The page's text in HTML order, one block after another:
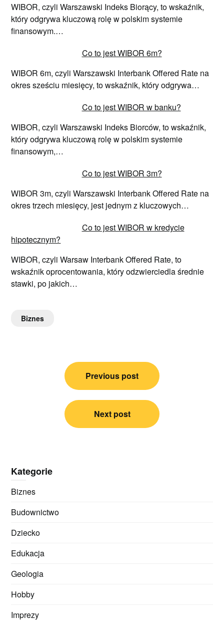
WIBOR, czyli Warszawski Indeks Biorący, to wskaźnik,
który odgrywa kluczową rolę w polskim systemie
finansowym.…
Co to jest WIBOR 6m?
WIBOR 6m, czyli Warszawski Interbank Offered Rate na
okres sześciu miesięcy, to wskaźnik, który odgrywa…
Co to jest WIBOR w banku?
WIBOR, czyli Warszawski Indeks Biorców, to wskaźnik,
który odgrywa kluczową rolę w polskim systemie
finansowym,…
Co to jest WIBOR 3m?
WIBOR 3m, czyli Warszawski Interbank Offered Rate na
okres trzech miesięcy, jest jednym z kluczowych…
Co to jest WIBOR w kredycie
hipotecznym?
WIBOR, czyli Warsaw Interbank Offered Rate, to
wskaźnik oprocentowania, który odzwierciedla średnie
stawki, po jakich…
Biznes
Nawigacja
Previous post
Next post
Kategorie
Biznes
Budownictwo
Dziecko
Edukacja
Geologia
Hobby
Imprezy